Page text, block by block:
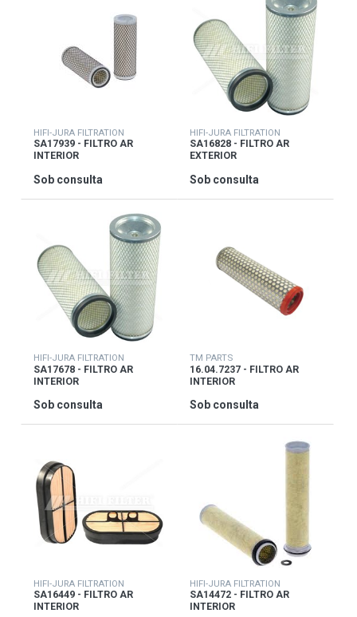
HIFI-JURA FILTRATION
SA17939 - FILTRO AR
INTERIOR
Sob consulta
HIFI-JURA FILTRATION
SA16828 - FILTRO AR
EXTERIOR
Sob consulta
HIFI-JURA FILTRATION
SA17678 - FILTRO AR
INTERIOR
Sob consulta
TM PARTS
16.04.7237 - FILTRO AR
INTERIOR
Sob consulta
HIFI-JURA FILTRATION
SA16449 - FILTRO AR
INTERIOR
HIFI-JURA FILTRATION
SA14472 - FILTRO AR
INTERIOR